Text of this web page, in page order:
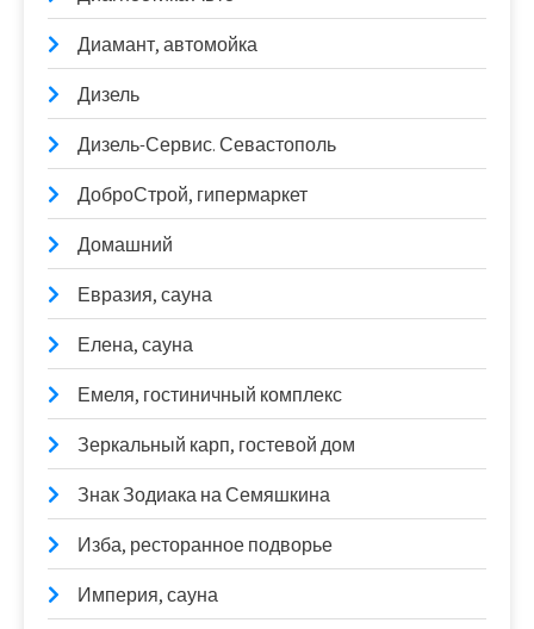
Диамант, автомойка
Дизель
Дизель-Сервис. Севастополь
ДоброСтрой, гипермаркет
Домашний
Евразия, сауна
Елена, сауна
Емеля, гостиничный комплекс
Зеркальный карп, гостевой дом
Знак Зодиака на Семяшкина
Изба, ресторанное подворье
Империя, сауна